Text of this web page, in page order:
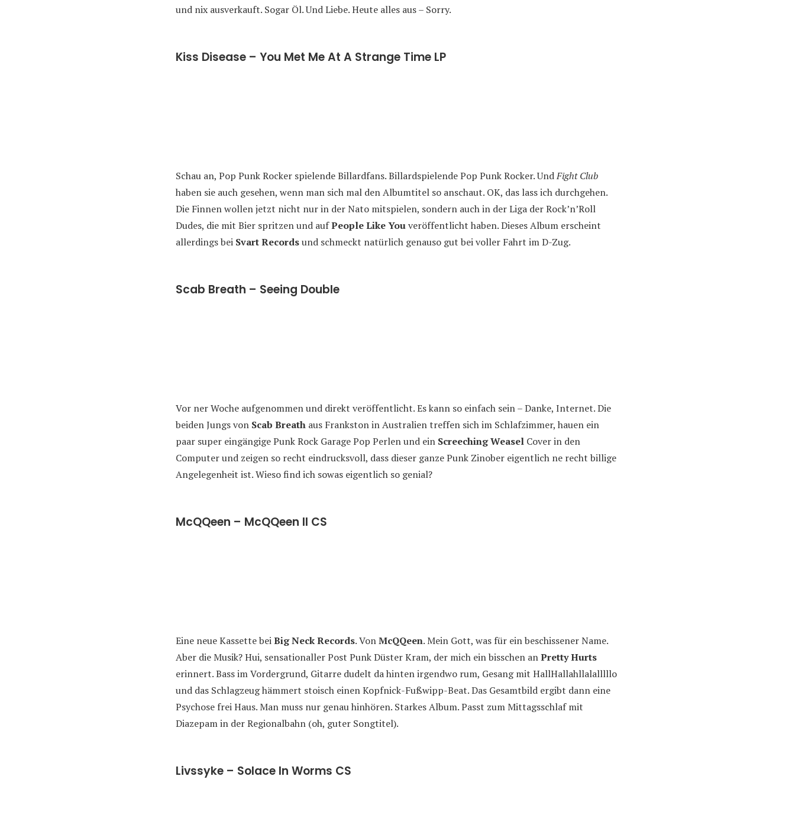
und nix ausverkauft. Sogar Öl. Und Liebe. Heute alles aus – Sorry.
Kiss Disease – You Met Me At A Strange Time LP
Schau an, Pop Punk Rocker spielende Billardfans. Billardspielende Pop Punk Rocker. UndFight Club
haben sie auch gesehen, wenn man sich mal den Albumtitel so anschaut. OK, das lass ich durchgehen.
Die Finnen wollen jetzt nicht nur in der Nato mitspielen, sondern auch in der Liga der Rock’n’Roll
Dudes, die mit Bier spritzen und aufPeople Like Youveröffentlicht haben. Dieses Album erscheint
allerdings bei Svart Recordsund schmeckt natürlich genauso gut bei voller Fahrt im D-Zug.
Scab Breath – Seeing Double
Vor ner Woche aufgenommen und direkt veröffentlicht. Es kann so einfach sein – Danke, Internet. Die
beiden Jungs von Scab Breath aus Frankston in Australien treffen sich im Schlafzimmer, hauen ein
paar super eingängige Punk Rock Garage Pop Perlen und ein Screeching Weasel Cover in den
Computer und zeigen so recht eindrucksvoll, dass dieser ganze Punk Zinober eigentlich ne recht billige
Angelegenheit ist. Wieso find ich sowas eigentlich so genial?
McQQeen – McQQeen II CS
Eine neue Kassette beiBig Neck Records. VonMcQQeen. Mein Gott, was für ein beschissener Name.
Aber die Musik? Hui, sensationaller Post Punk Düster Kram, der mich ein bisschen anPretty Hurts
erinnert. Bass im Vordergrund, Gitarre dudelt da hinten irgendwo rum, Gesang mit HallHallahllalalllllo
und das Schlagzeug hämmert stoisch einen Kopfnick-Fußwipp-Beat. Das Gesamtbild ergibt dann eine
Psychose frei Haus. Man muss nur genau hinhören. Starkes Album. Passt zum Mittagsschlaf mit
Diazepam in der Regionalbahn (oh, guter Songtitel).
Livssyke – Solace In Worms CS